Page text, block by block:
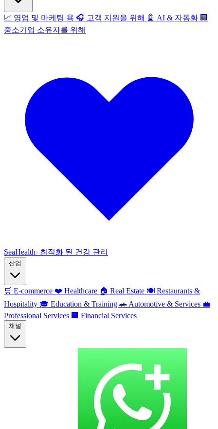
📈 영업 및 마케팅 용 🎧 고객 지원을 위해 🤖 AI & 자동화 🏢
중소기업 소유자를 위해
SeaHealth- 최적화 된 건강 관리
🛒 E-commerce ❤️ Healthcare 🏠 Real Estate 🍽️ Restaurants &
Hospitality 🎓 Education & Training 🚗 Automotive & Services 💼
Professional Services 🏢 Financial Services